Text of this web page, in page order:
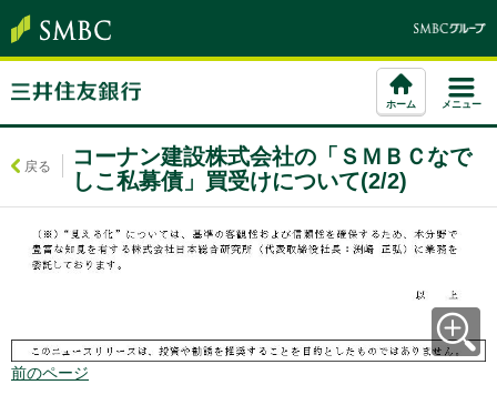
ホーム メニュー
コーナン建設株式会社の「ＳＭＢＣなで
しこ私募債」買受けについて(2/2)
戻る
前のページ